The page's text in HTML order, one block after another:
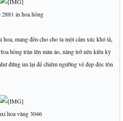
2881 in hoa hồng
mang đến cho cho ta một cảm xúc khó tả,
hồng tràn lên màu áo, nàng trở nên kiêu kỳ
đứng im lại để chiêm ngưỡng vẻ đẹp độc tôn
hoa vàng 3046